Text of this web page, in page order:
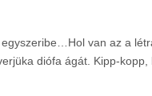
van az a
diófa ágát. Kipp-kopp,